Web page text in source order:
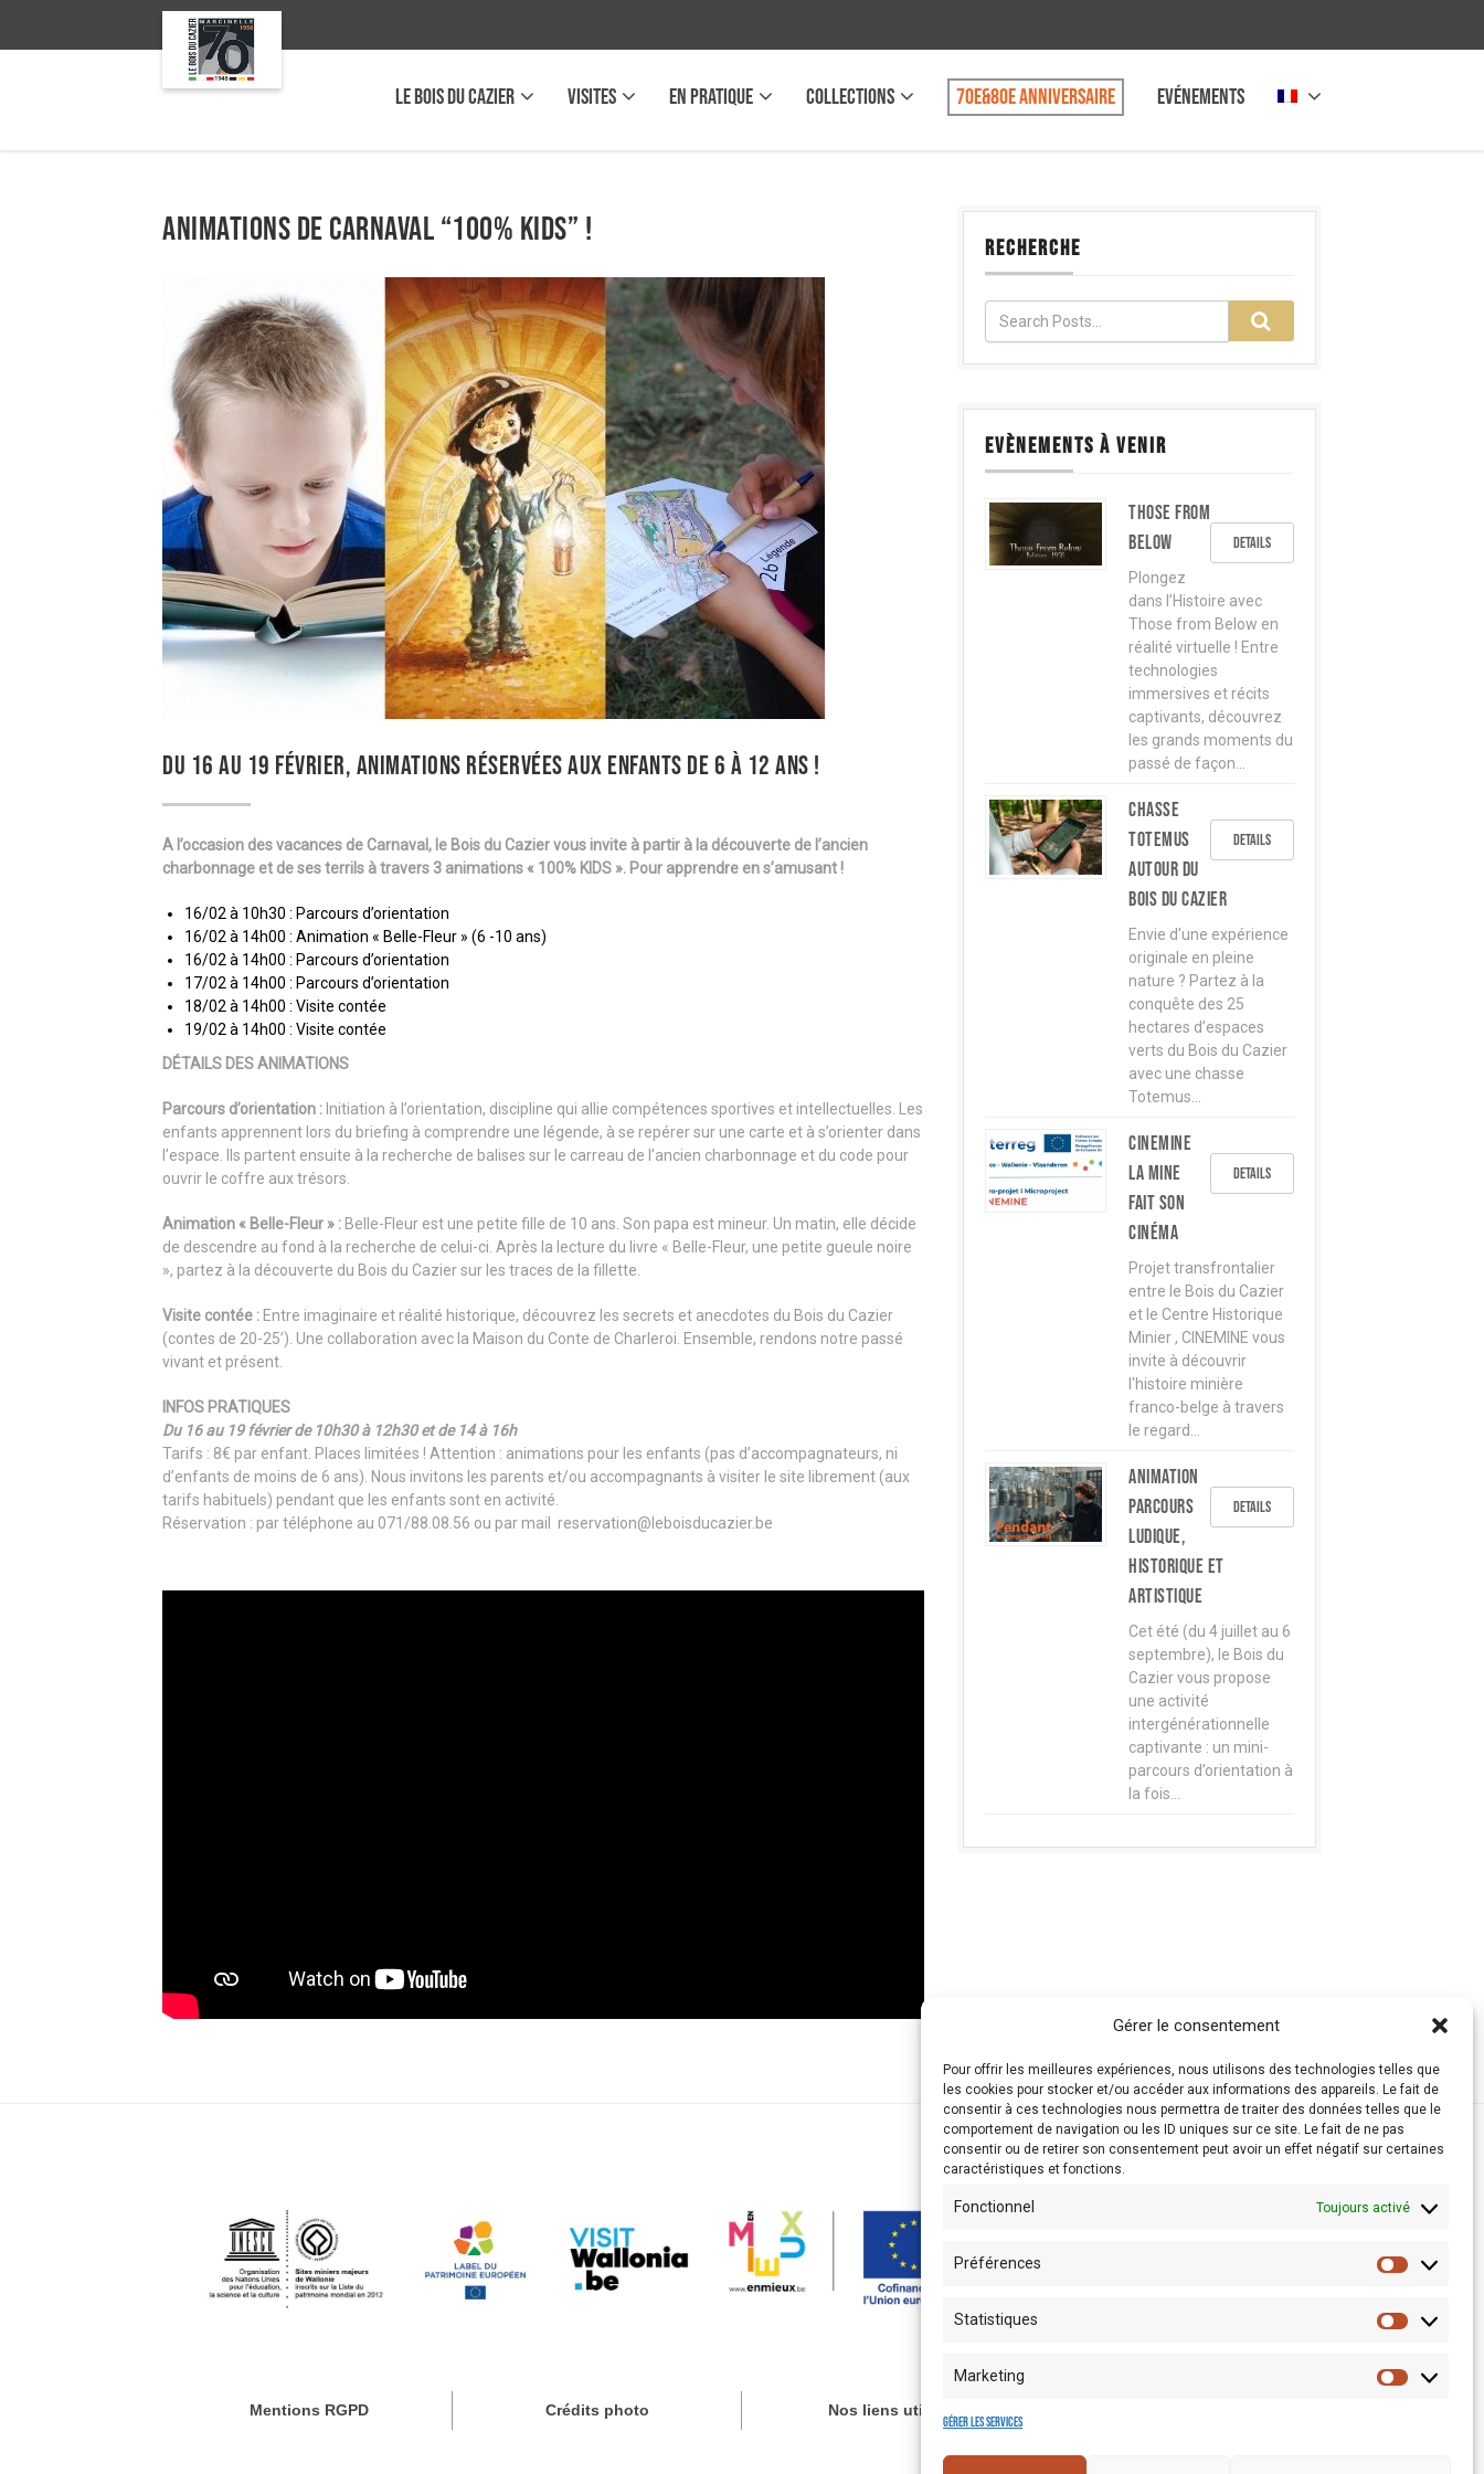
Gérer le consentement
Pour offrir les meilleures expériences, nous utilisons des technologies telles que
les cookies pour stocker et/ou accéder aux informations des appareils. Le fait de
consentir à ces technologies nous permettra de traiter des données telles que le
comportement de navigation ou les ID uniques sur ce site. Le fait de ne pas
consentir ou de retirer son consentement peut avoir un effet négatif sur certaines
caractéristiques et fonctions.
Fonctionnel Toujours activé
Préférences
Statistiques
Marketing
Gérer les services
LE BOIS DU CAZIER VISITES EN PRATIQUE COLLECTIONS 70e&80e anniversaire Evénements
Animations de carnaval “100% kids” !
DU 16 AU 19 FÉVRIER, ANIMATIONS RÉSERVÉES AUX ENFANTS DE 6 À 12 ANS !
A l’occasion des vacances de Carnaval, le Bois du Cazier vous invite à partir à la découverte de l’ancien
charbonnage et de ses terrils à travers 3 animations « 100% KIDS ». Pour apprendre en s’amusant !
16/02 à 10h30 : Parcours d’orientation
16/02 à 14h00 : Animation « Belle-Fleur » (6 -10 ans)
16/02 à 14h00 : Parcours d’orientation
17/02 à 14h00 : Parcours d’orientation
18/02 à 14h00 : Visite contée
19/02 à 14h00 : Visite contée
DÉTAILS DES ANIMATIONS
Parcours d’orientation : Initiation à l’orientation, discipline qui allie compétences sportives et intellectuelles. Les
enfants apprennent lors du briefing à comprendre une légende, à se repérer sur une carte et à s’orienter dans
l’espace. Ils partent ensuite à la recherche de balises sur le carreau de l’ancien charbonnage et du code pour
ouvrir le coffre aux trésors.
Animation « Belle-Fleur » : Belle-Fleur est une petite fille de 10 ans. Son papa est mineur. Un matin, elle décide
de descendre au fond à la recherche de celui-ci. Après la lecture du livre « Belle-Fleur, une petite gueule noire
», partez à la découverte du Bois du Cazier sur les traces de la fillette.
Visite contée : Entre imaginaire et réalité historique, découvrez les secrets et anecdotes du Bois du Cazier
(contes de 20-25’). Une collaboration avec la Maison du Conte de Charleroi. Ensemble, rendons notre passé
vivant et présent.
INFOS PRATIQUES
Du 16 au 19 février de 10h30 à 12h30 et de 14 à 16h
Tarifs : 8€ par enfant. Places limitées ! Attention : animations pour les enfants (pas d’accompagnateurs, ni
d’enfants de moins de 6 ans). Nous invitons les parents et/ou accompagnants à visiter le site librement (aux
tarifs habituels) pendant que les enfants sont en activité.
Réservation : par téléphone au 071/88.08.56 ou par mail reservation@leboisducazier.be
RECHERCHE
EVÈNEMENTS À VENIR
Details
Those from
below
Plongez
dans l’Histoire avec
Those from Below en
réalité virtuelle ! Entre
technologies
immersives et récits
captivants, découvrez
les grands moments du
passé de façon…
Details
Chasse
TOTEMUS
autour du
Bois du Cazier
Envie d’une expérience
originale en pleine
nature ? Partez à la
conquête des 25
hectares d’espaces
verts du Bois du Cazier
avec une chasse
Totemus…
Details
CINEMINE
La mine
fait son
cinéma
Projet transfrontalier
entre le Bois du Cazier
et le Centre Historique
Minier , CINEMINE vous
invite à découvrir
l'histoire minière
franco-belge à travers
le regard…
Details
Animation
parcours
ludique,
historique et
artistique
Cet été (du 4 juillet au 6
septembre), le Bois du
Cazier vous propose
une activité
intergénérationnelle
captivante : un mini-
parcours d’orientation à
la fois…
Mentions RGPD Crédits photo Nos liens utiles